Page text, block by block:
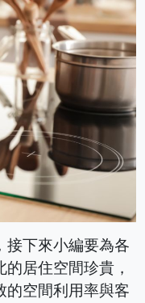
接下來小編要為各
居住空間珍貴，
的空間利用率與客